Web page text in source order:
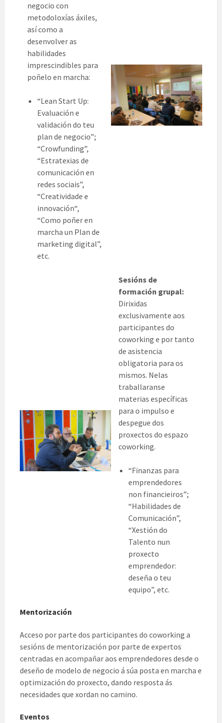
negocio con
metodoloxías áxiles,
así como a
desenvolver as
habilidades
imprescindibles para
poñelo en marcha:
“Lean Start Up:
Evaluación e
validación do teu
plan de negocio”;
“Crowfunding”,
“Estratexias de
comunicación en
redes sociais”,
“Creatividade e
innovación“,
“Como poñer en
marcha un Plan de
marketing digital”,
etc.
Sesións de
formación grupal:
Dirixidas
exclusivamente aos
participantes do
coworking e por tanto
de asistencia
obligatoria para os
mismos. Nelas
traballaranse
materias específicas
para o impulso e
despegue dos
proxectos do espazo
coworking.
“Finanzas para
emprendedores
non financieiros”;
“Habilidades de
Comunicación”,
“Xestión do
Talento nun
proxecto
emprendedor:
deseña o teu
equipo”, etc.
Mentorización
Acceso por parte dos participantes do coworking a
sesións de mentorización por parte de expertos
centradas en acompañar aos emprendedores desde o
deseño de modelo de negocio á súa posta en marcha e
optimización do proxecto, dando resposta ás
necesidades que xordan no camino.
Eventos